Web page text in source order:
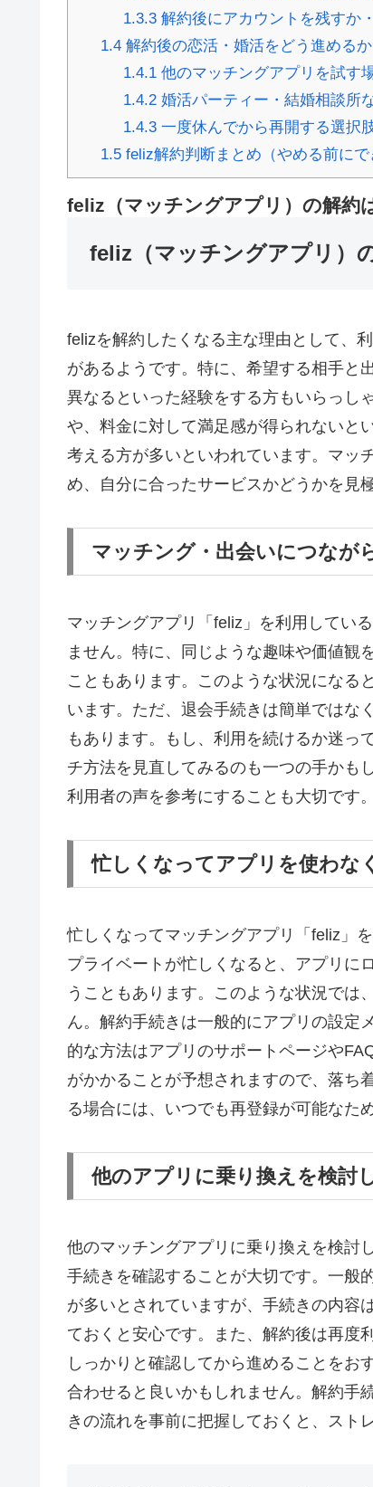
1.3.3 解約後にアカウントを残すか
1.4解約後の恋活・婚活をどう進めるか
1.4.1 他のマッチングアプリを試す
1.4.2 婚活パーティー・結婚相談所
1.4.3 一度休んでから再開する選択
1.5feliz解約判断まとめ（やめる前にで
feliz（マッチングアプリ）の解約
feliz（マッチングアプリ）
felizを解約したくなる主な理由として、
があるようです。特に、希望する相手と
異なるといった経験をする方もいらっし
や、料金に対して満足感が得られないと
考える方が多いといわれています。マッ
め、自分に合ったサービスかどうかを見
マッチング・出会いにつなが
マッチングアプリ「feliz」を利用してい
ません。特に、同じような趣味や価値観
こともあります。このような状況になる
います。ただ、退会手続きは簡単ではな
もあります。もし、利用を続けるか迷っ
チ方法を見直してみるのも一つの手かも
利用者の声を参考にすることも大切です。
忙しくなってアプリを使わな
忙しくなってマッチングアプリ「feliz」
プライベートが忙しくなると、アプリに
うこともあります。このような状況では
ん。解約手続きは一般的にアプリの設定
的な方法はアプリのサポートページや
がかかることが予想されますので、落ち
る場合には、いつでも再登録が可能なた
他のアプリに乗り換えを検討
他のマッチングアプリに乗り換えを検討
手続きを確認することが大切です。一般
が多いとされていますが、手続きの内容
ておくと安心です。また、解約後は再度
しっかりと確認してから進めることをお
合わせると良いかもしれません。解約手
きの流れを事前に把握しておくと、スト